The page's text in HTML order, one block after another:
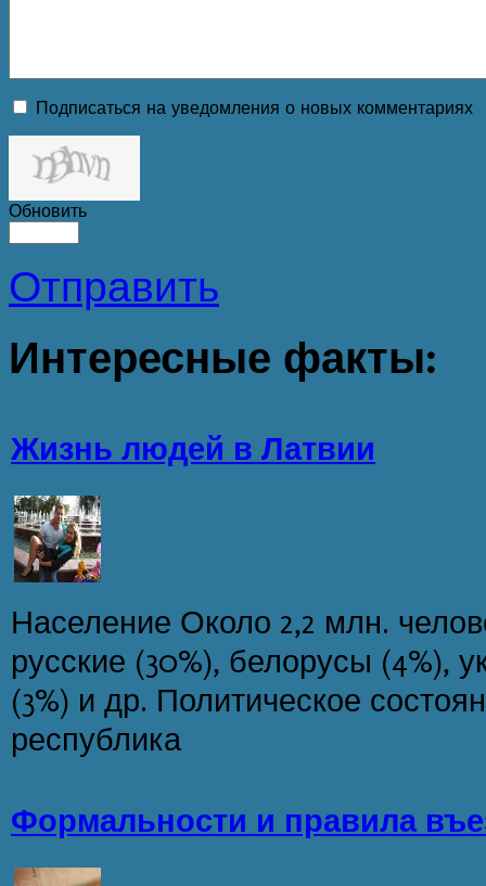
Подписаться на уведомления о новых комментариях
Обновить
Отправить
Интересные факты:
Жизнь людей в Латвии
Население Около 2,2 млн.
русские (30%), белорусы (4%),
(3%) и др. Политическое
республика
Формальности и правила